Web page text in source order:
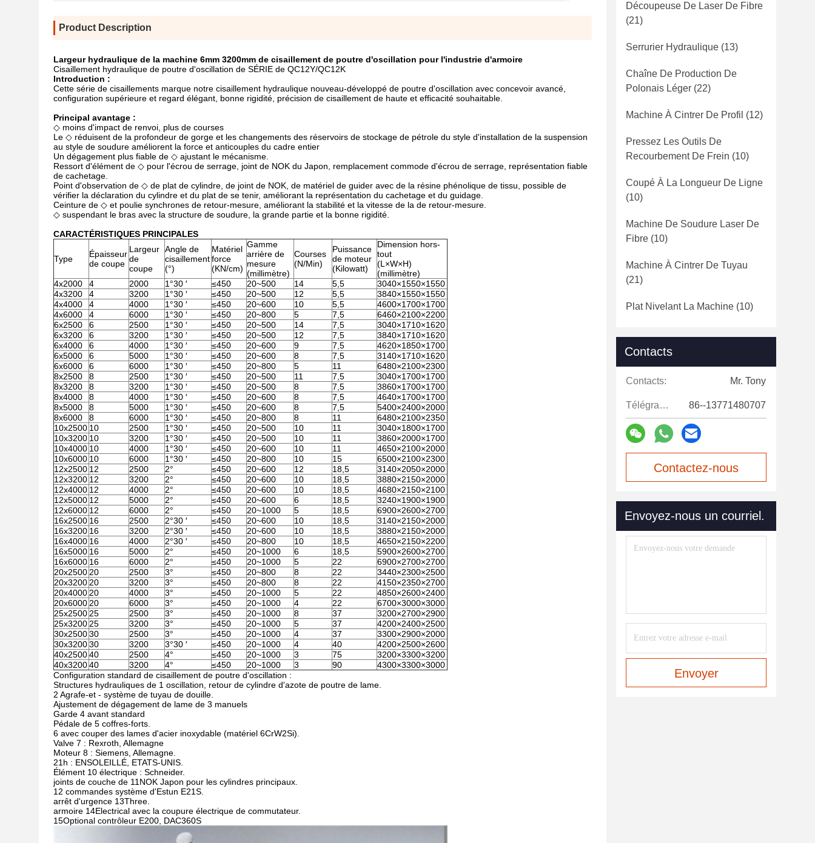
Product Description
Largeur hydraulique de la machine 6mm 3200mm de cisaillement de poutre d'oscillation pour l'industrie d'armoire
Cisaillement hydraulique de poutre d'oscillation de SÉRIE de QC12Y/QC12K
Introduction :
Cette série de cisaillements marque notre cisaillement hydraulique nouveau-développé de poutre d'oscillation avec concevoir avancé,
configuration supérieure et regard élégant, bonne rigidité, précision de cisaillement de haute et efficacité souhaitable.
Principal avantage :
◇ moins d'impact de renvoi, plus de courses
Le ◇ réduisent de la profondeur de gorge et les changements des réservoirs de stockage de pétrole du style d'installation de la suspension
au style de soudure améliorent la force et anticouples du cadre entier
Un dégagement plus fiable de ◇ ajustant le mécanisme.
Ressort d'élément de ◇ pour l'écrou de serrage, joint de NOK du Japon, remplacement commode d'écrou de serrage, représentation fiable
de cachetage.
Point d'observation de ◇ de plat de cylindre, de joint de NOK, de matériel de guider avec de la résine phénolique de tissu, possible de
vérifier la déclaration du cylindre et du plat de se tenir, améliorant la représentation du cachetage et du guidage.
Ceinture de ◇ et poulie synchrones de retour-mesure, améliorant la stabilité et la vitesse de la de retour-mesure.
◇ suspendant le bras avec la structure de soudure, la grande partie et la bonne rigidité.
CARACTÉRISTIQUES PRINCIPALES
Type
Épaisseur
de coupe
Largeur
de
coupe
Angle de
cisaillement
(°)
Matériel
force
(KN/cm)
Gamme
arrière de
mesure
(millimètre)
Courses
(N/Min)
Puissance
de moteur
(Kilowatt)
Dimension hors-
tout
(L×W×H)
(millimètre)
4x2000
4 2000 1°30 ′ ≤450 20~500 14 5,5
3040×1550×1550
4x3200
4 3200 1°30 ′ ≤450 20~500 12 5,5
3840×1550×1550
4x4000
4 4000 1°30 ′ ≤450 20~600 10 5,5
4600×1700×1700
4x6000
4 6000 1°30 ′ ≤450 20~800 5 7,5
6460×2100×2200
6x2500
6 2500 1°30 ′ ≤450 20~500 14 7,5
3040×1710×1620
6x3200
6 3200 1°30 ′ ≤450 20~500 12 7,5
3840×1710×1620
6x4000
6 4000 1°30 ′ ≤450 20~600 9 7,5
4620×1850×1700
6x5000
6 5000 1°30 ′ ≤450 20~600 8 7,5
3140×1710×1620
6x6000
6 6000 1°30 ′ ≤450 20~800 5 11
6480×2100×2300
8x2500
8 2500 1°30 ′ ≤450 20~500 11 7,5
3040×1700×1700
8x3200
8 3200 1°30 ′ ≤450 20~500 8 7,5
3860×1700×1700
8x4000
8 4000 1°30 ′ ≤450 20~600 8 7,5
4640×1700×1700
8x5000
8 5000 1°30 ′ ≤450 20~600 8 7,5
5400×2400×2000
8x6000
8 6000 1°30 ′ ≤450 20~800 8 11
6480×2100×2350
10x2500 10 2500 1°30 ′ ≤450 20~500 10 11
3040×1800×1700
10x3200 10 3200 1°30 ′ ≤450 20~500 10 11
3860×2000×1700
10x4000 10 4000 1°30 ′ ≤450 20~600 10 11
4650×2100×2000
10x6000 10 6000 1°30 ′ ≤450 20~800 10 15
6500×2100×2300
12x2500 12 2500 2° ≤450 20~600 12 18,5
3140×2050×2000
12x3200 12 3200 2° ≤450 20~600 10 18,5
3880×2150×2000
12x4000 12 4000 2° ≤450 20~600 10 18,5
4680×2150×2100
12x5000 12 5000 2° ≤450 20~600 6 18,5
3240×1900×1900
12x6000 12 6000 2° ≤450 20~1000 5 18,5
6900×2600×2700
16x2500 16 2500 2°30 ′ ≤450 20~600 10 18,5
3140×2150×2000
16x3200 16 3200 2°30 ′ ≤450 20~600 10 18,5
3880×2150×2000
16x4000 16 4000 2°30 ′ ≤450 20~800 10 18,5
4650×2150×2200
16x5000 16 5000 2° ≤450 20~1000 6 18,5
5900×2600×2700
16x6000 16 6000 2° ≤450 20~1000 5 22
6900×2700×2700
20x2500 20 2500 3° ≤450 20~800 8 22
3440×2300×2500
20x3200 20 3200 3° ≤450 20~800 8 22
4150×2350×2700
20x4000 20 4000 3° ≤450 20~1000 5 22
4850×2600×2400
20x6000 20 6000 3° ≤450 20~1000 4 22
6700×3000×3000
25x2500 25 2500 3° ≤450 20~1000 8 37
3200×2700×2900
25x3200 25 3200 3° ≤450 20~1000 5 37
4200×2400×2500
30x250030 2500 3° ≤450 20~1000 4 37
3300×2900×2000
30x320030 3200 3°30 ′ ≤450 20~1000 4 40
4200×2500×2600
40x250040 2500 4° ≤450 20~1000 3 75
3200×3300×3200
40x320040 3200 4° ≤450 20~1000 3 90
4300×3300×3000
Configuration standard de cisaillement de poutre d'oscillation :
Structures hydrauliques de 1 oscillation, retour de cylindre d'azote de poutre de lame.
2 Agrafe-et - système de tuyau de douille.
Ajustement de dégagement de lame de 3 manuels
Garde 4 avant standard
Pédale de 5 coffres-forts.
6 avec couper des lames d'acier inoxydable (matériel 6CrW2Si).
Valve 7 : Rexroth, Allemagne
Moteur 8 : Siemens, Allemagne.
21h : ENSOLEILLÉ, ETATS-UNIS.
Élément 10 électrique : Schneider.
joints de couche de 11NOK Japon pour les cylindres principaux.
12 commandes système d'Estun E21S.
arrêt d'urgence 13Three.
armoire 14Electrical avec la coupure électrique de commutateur.
15Optional contrôleur E200, DAC360S
Découpeuse De Laser De Fibre
(21)
Serrurier Hydraulique (13)
Chaîne De Production De
Polonais Léger (22)
Machine À Cintrer De Profil (12)
Pressez Les Outils De
Recourbement De Frein (10)
Coupé À La Longueur De Ligne
(10)
Machine De Soudure Laser De
Fibre (10)
Machine À Cintrer De Tuyau
(21)
Plat Nivelant La Machine (10)
Contacts
Contacts: Mr. Tony
Télégramme: 86--13771480707
Contactez-nous
Envoyez-nous un courriel.
Envoyer